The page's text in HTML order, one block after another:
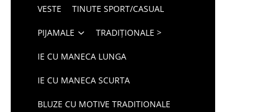
VESTE TINUTE SPORT/CASUAL
PIJAMALE TRADIȚIONALE >
IE CU MANECA LUNGA
IE CU MANECA SCURTA
BLUZE CU MOTIVE TRADITIONALE